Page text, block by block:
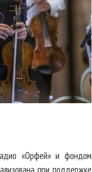
«Орфей» и фондом
при поддержке